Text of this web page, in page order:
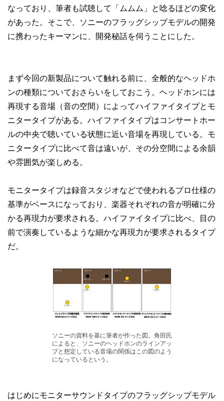
なっており、筆者も試聴して「ムムム」と唸るほどの変化
があった。そこで、ソニーのフラッグシップモデルの開発
に携わったキーマンに、開発秘話を伺うことにした。
まず今回の新製品について触れる前に、全般的なヘッドホ
ンの種類についておさらいをしておこう。ヘッドホンには
再現する音場（音の空間）によってハイファイタイプとモ
ニタータイプがある。ハイファイタイプはコンサートホー
ルの中央で聴いている状態に近い音場を再現している。モ
ニタータイプに比べて音は遠いが、その分空間による余韻
や雰囲気が楽しめる。
モニタータイプは録音スタジオなどで使われるプロ仕様の
基準がベースになっており、楽器それぞれの音が明確に分
かる再現力が要求される。ハイファイタイプに比べ、目の
前で演奏しているような細かな再現力が要求されるタイプ
だ。
ソニーの資料を基に筆者が作った図。角田氏
によると、ソニーのヘッドホンのラインアッ
プと想定している音場の関係はこの図のよう
になっているという。
はじめにモニターサウンドタイプのフラッグシップモデル